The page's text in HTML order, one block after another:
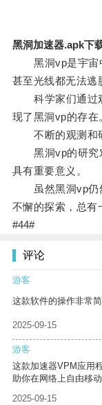
黑洞加速器.apk下
黑洞vp是宇宙中
甚至光线都无法逃
科学家们通过观
现了黑洞vp的存在
不断的观测和研
黑洞vp的研究对
具有重要意义。
虽然黑洞vp仍然
不懈的探索，总有
#44#
评论
游客
这款软件的操作非常
2025-09-15
游客
这款加速器VPM应用
助你在网络上自由移动
2025-09-15